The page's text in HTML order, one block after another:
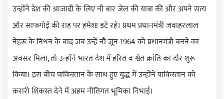
उन्होंने देश की आजादी के लिए नौ बार जेल की यात्रा की और अपने सत्य
और साफगोई की राह पर हमेशा डटे रहे। प्रथम प्रधानमंत्री जवाहरलाल
नेहरू के निधन के बाद जब उन्हें नौ जून 1964 को प्रधानमंत्री बनने का
अवसर मिला,तो उन्होंने भारत देश में हरित व श्वेत क्रांति का दौर शुरू
किया। इस बीच पाकिस्तान के साथ हुए युद्ध में उन्होंने पाकिस्तान को
करारी शिकस्त देने में अहम नीतिगत भूमिका निभाई।